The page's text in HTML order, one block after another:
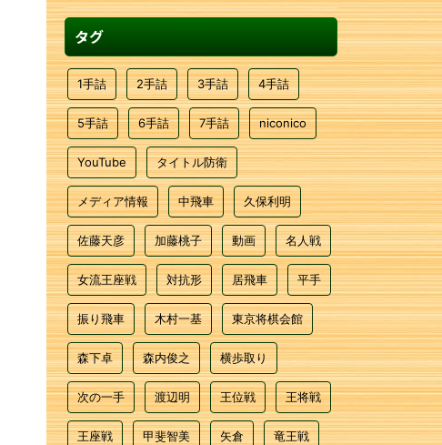
タグ
1手詰 2手詰 3手詰 4手詰
5手詰 6手詰 7手詰 niconico
YouTube タイトル防衛
メディア情報 中飛車 久保利明
佐藤天彦 加藤桃子 動画 名人戦
女流王座戦 対抗形 居飛車 平手
振り飛車 木村一基 東京将棋会館
森下卓 森内俊之 横歩取り
次の一手 渡辺明 王位戦 王将戦
王座戦 甲斐智美 矢倉 竜王戦